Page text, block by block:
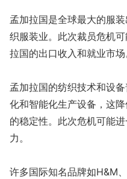
孟加拉国是全球最大的服
织服装业。此次裁员危机
拉国的出口收入和就业市场
孟加拉国的纺织技术和设
化和智能化生产设备，这
的稳定性。此次危机可能
力。
许多国际知名品牌如H&M